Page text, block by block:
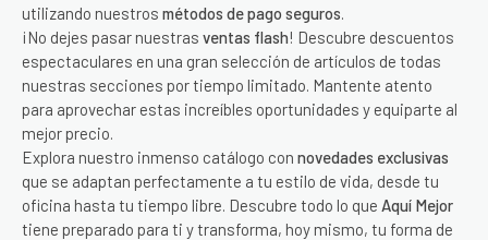
utilizando nuestros métodos de pago seguros.
¡No dejes pasar nuestras ventas flash! Descubre descuentos
espectaculares en una gran selección de artículos de todas
nuestras secciones por tiempo limitado. Mantente atento
para aprovechar estas increíbles oportunidades y equiparte al
mejor precio.
Explora nuestro inmenso catálogo con novedades exclusivas
que se adaptan perfectamente a tu estilo de vida, desde tu
oficina hasta tu tiempo libre. Descubre todo lo que Aquí Mejor
tiene preparado para ti y transforma, hoy mismo, tu forma de